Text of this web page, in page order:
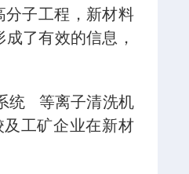
分子工程，新材料
了有效的信息，
统 等离子清洗机
工矿企业在新材